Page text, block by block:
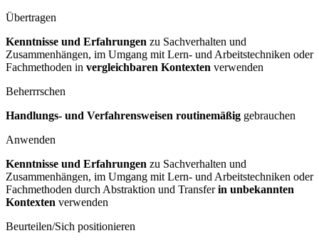
Übertragen
Kenntnisse und Erfahrungen zu Sachverhalten und
Zusammenhängen, im Umgang mit Lern- und Arbeitstechniken oder
Fachmethoden in vergleichbaren Kontexten verwenden
Beherrrschen
Handlungs- und Verfahrensweisen routinemäßig gebrauchen
Anwenden
Kenntnisse und Erfahrungen zu Sachverhalten und
Zusammenhängen, im Umgang mit Lern- und Arbeitstechniken oder
Fachmethoden durch Abstraktion und Transferin unbekannten
Kontexten verwenden
Beurteilen/Sich positionieren